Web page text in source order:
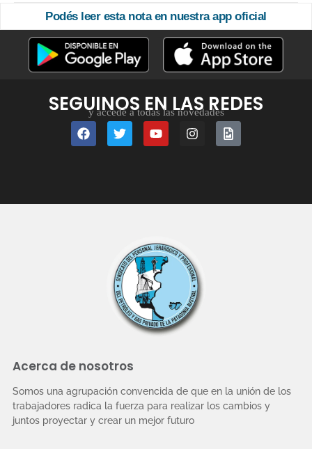
Podés leer esta nota en nuestra app oficial
SEGUINOS EN LAS REDES
y accedé a todas las novedades
Acerca de nosotros
Somos una agrupación convencida de que en la unión de los
trabajadores radica la fuerza para realizar los cambios y
juntos proyectar y crear un mejor futuro